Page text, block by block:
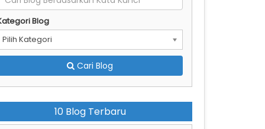
Blog
Pilih Kategori
Cari Blog
10 Blog Terbaru